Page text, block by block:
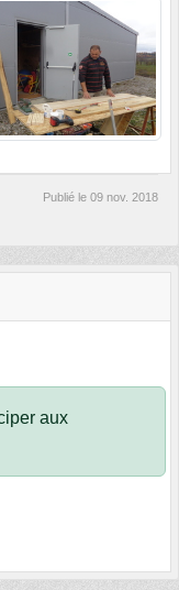
Publié le 09 nov. 2018
aux